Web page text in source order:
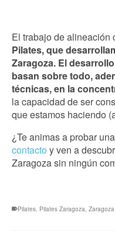
El trabajo de alineación
Pilates, que
Zaragoza. El
basan sobre todo,
técnicas, en la
la capacidad de ser
que estamos haciendo
¿Te animas a probar
contacto y ven a
Zaragoza sin ningún
Pilates, Pilates Zaragoza, Zaragoza